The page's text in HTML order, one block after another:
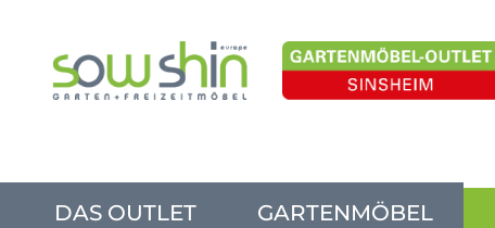
DAS OUTLET GARTENMÖBEL